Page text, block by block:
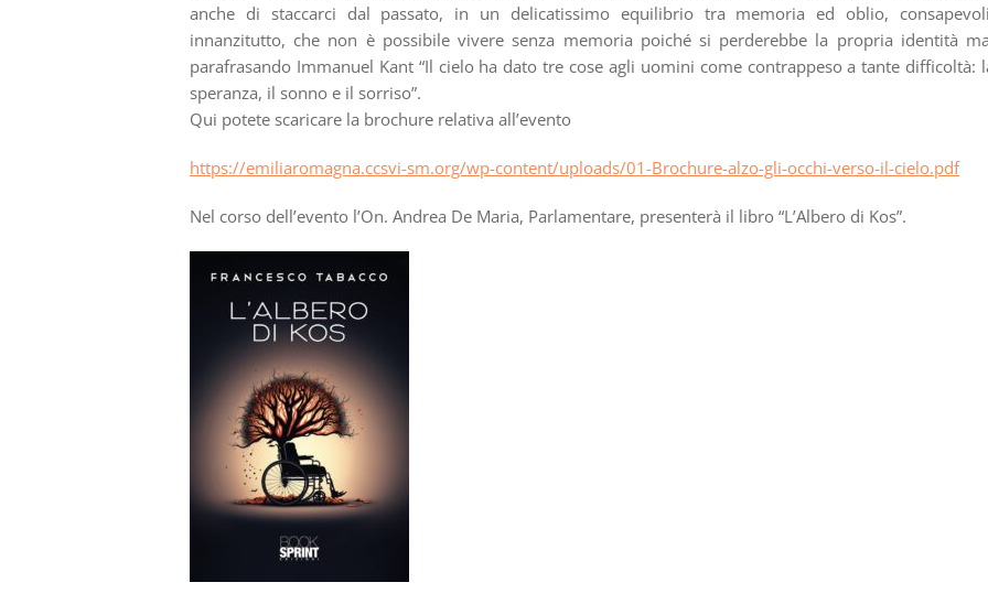
anche di staccarci dal passato, in un delicatissimo equilibrio tra memoria ed oblio,
innanzitutto, che non è possibile vivere senza memoria poiché si perderebbe la propria identità
parafrasando Immanuel Kant “Il cielo ha dato tre cose agli uomini come contrappeso a tante difficoltà:
speranza, il sonno e il sorriso”.
Qui potete scaricare la brochure relativa all’evento
https://emiliaromagna.ccsvi-sm.org/wp-content/uploads/01-Brochure-alzo-gli-occhi-verso-il-cielo.pdf
Nel corso dell’evento l’On. Andrea De Maria, Parlamentare, presenterà il libro “L’Albero di Kos”.